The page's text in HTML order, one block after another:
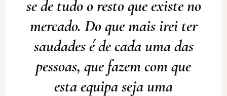
se de tudo o resto que existe no
mercado. Do que mais irei ter
saudades é de cada uma das
pessoas, que fazem com que
esta equipa seja uma